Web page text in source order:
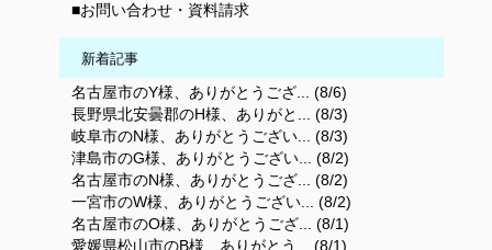
■お問い合わせ・資料請求
新着記事
名古屋市のY様、ありがとうござ... (8/6)
長野県北安曇郡のH様、ありがと... (8/3)
岐阜市のN様、ありがとうござい... (8/3)
津島市のG様、ありがとうござい... (8/2)
名古屋市のN様、ありがとうござ... (8/2)
一宮市のW様、ありがとうござい... (8/2)
名古屋市のO様、ありがとうござ... (8/1)
愛媛県松山市のB様、ありがとう... (8/1)